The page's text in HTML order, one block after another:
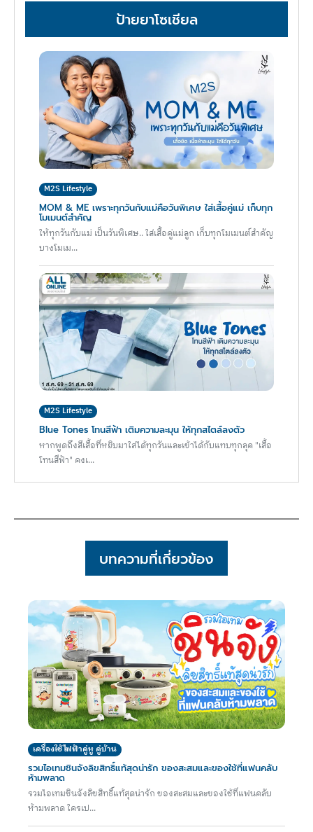
ป้ายยาโซเชียล
M2S Lifestyle
MOM & ME เพราะทุกวันกับแม่คือวันพิเศษ ใส่เสื้อคู่แม่ เก็บทุก
โมเมนต์สำคัญ
ให้ทุกวันกับแม่ เป็นวันพิเศษ.. ใส่เสื้อคู่แม่ลูก เก็บทุกโมเมนต์สำคัญ
บางโมเม...
M2S Lifestyle
Blue Tones โทนสีฟ้า เติมความละมุน ให้ทุกสไตล์ลงตัว
หากพูดถึงสีเสื้อที่หยิบมาใส่ได้ทุกวันและเข้าได้กับแทบทุกลุค "เสื้อ
โทนสีฟ้า" คงเ...
บทความที่เกี่ยวข้อง
เครื่องใช้ไฟฟ้าคู่หู คู่บ้าน
รวมไอเทมชินจังลิขสิทธิ์แท้สุดน่ารัก ของสะสมและของใช้ที่แฟนคลับ
ห้ามพลาด
รวมไอเทมชินจังลิขสิทธิ์แท้สุดน่ารัก ของสะสมและของใช้ที่แฟนคลับ
ห้ามพลาด ใครเป...